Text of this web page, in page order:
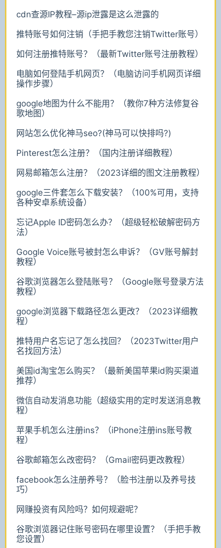
cdn查源IP教程–源ip泄露是这么泄露的
推特账号如何注销（手把手教您注销Twitter账号）
如何注册推特账号？（最新Twitter账号注册教程）
电脑如何登陆手机网页？（电脑访问手机网页详细
操作步骤）
google地图为什么不能用？（教你7种方法修复谷
歌地图）
网站怎么优化神马seo?(神马可以快排吗?)
Pinterest怎么注册？（国内注册详细教程）
网易邮箱怎么注册？（2023详细的图文注册教程）
google三件套怎么下载安装？（100%可用，支持
各种安卓系统设备）
忘记Apple ID密码怎么办？（超级轻松破解密码方
法）
Google Voice账号被封怎么申诉？（GV账号解封
教程）
谷歌浏览器怎么登陆账号？（Google账号登录方法
教程）
google浏览器下载路径怎么更改？（2023详细教
程）
推特用户名忘记了怎么找回？（2023Twitter用户
名找回方法）
美国id淘宝怎么购买？（最新美国苹果id购买渠道
推荐）
微信自动发消息功能（超级实用的定时发送消息教
程）
苹果手机怎么注册ins？（iPhone注册ins账号教
程）
谷歌邮箱怎么改密码？（Gmail密码更改教程）
facebook怎么注册养号？（脸书注册以及养号技
巧）
网赚投资有风险吗？如何规避呢？
谷歌浏览器记住账号密码在哪里设置？（手把手教
您设置）